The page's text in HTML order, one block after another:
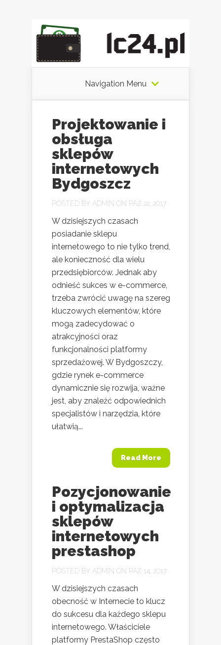
Navigation Menu
Projektowanie i
obsługa
sklepów
internetowych
Bydgoszcz
POSTED BY ADMIN ON PAŹ 22, 2017
W dzisiejszych czasach
posiadanie sklepu
internetowego to nie tylko trend,
ale konieczność dla wielu
przedsiębiorców. Jednak aby
odnieść sukces w e-commerce,
trzeba zwrócić uwagę na szereg
kluczowych elementów, które
mogą zadecydować o
atrakcyjności oraz
funkcjonalności platformy
sprzedażowej. W Bydgoszczy,
gdzie rynek e-commerce
dynamicznie się rozwija, ważne
jest, aby znaleźć odpowiednich
specjalistów i narzędzia, które
ułatwią...
Read More
Pozycjonowanie
i optymalizacja
sklepów
internetowych
prestashop
POSTED BY ADMIN ON PAŹ 14, 2017
W dzisiejszych czasach
obecność w Internecie to klucz
do sukcesu dla każdego sklepu
internetowego. Właściciele
platformy PrestaShop często